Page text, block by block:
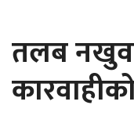
तलब